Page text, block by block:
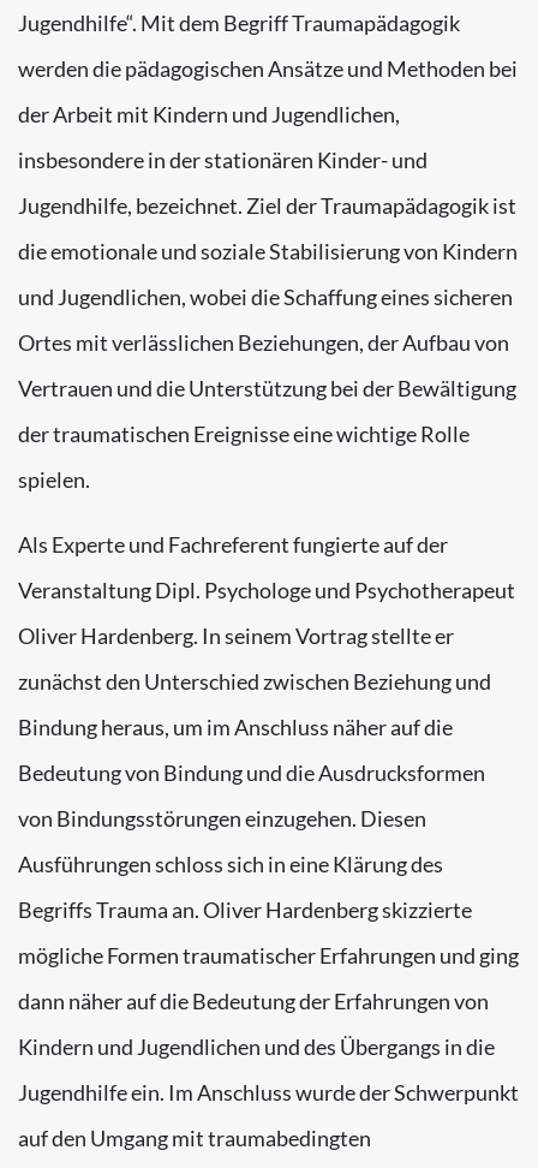
Jugendhilfe“. Mit dem Begriff Traumapädagogik
werden die pädagogischen Ansätze und Methoden bei
der Arbeit mit Kindern und Jugendlichen,
insbesondere in der stationären Kinder- und
Jugendhilfe, bezeichnet. Ziel der Traumapädagogik ist
die emotionale und soziale Stabilisierung von Kindern
und Jugendlichen, wobei die Schaffung eines sicheren
Ortes mit verlässlichen Beziehungen, der Aufbau von
Vertrauen und die Unterstützung bei der Bewältigung
der traumatischen Ereignisse eine wichtige Rolle
spielen.
Als Experte und Fachreferent fungierte auf der
Veranstaltung Dipl. Psychologe und Psychotherapeut
Oliver Hardenberg. In seinem Vortrag stellte er
zunächst den Unterschied zwischen Beziehung und
Bindung heraus, um im Anschluss näher auf die
Bedeutung von Bindung und die Ausdrucksformen
von Bindungsstörungen einzugehen. Diesen
Ausführungen schloss sich in eine Klärung des
Begriffs Trauma an. Oliver Hardenberg skizzierte
mögliche Formen traumatischer Erfahrungen und ging
dann näher auf die Bedeutung der Erfahrungen von
Kindern und Jugendlichen und des Übergangs in die
Jugendhilfe ein. Im Anschluss wurde der Schwerpunkt
auf den Umgang mit traumabedingten